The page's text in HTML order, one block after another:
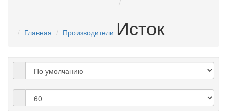
Главная Производители Исток